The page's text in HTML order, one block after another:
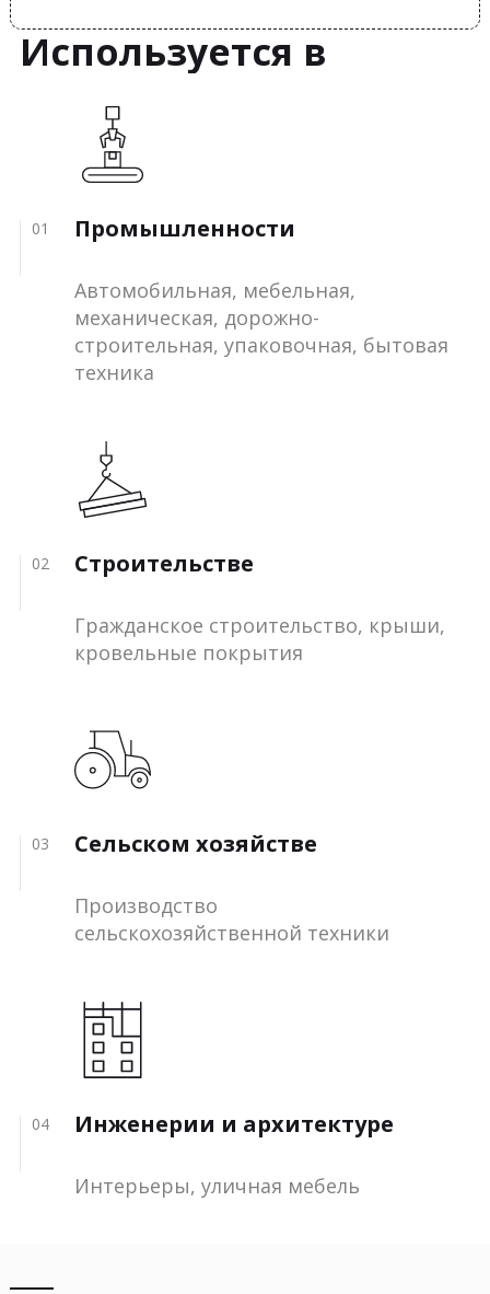
Используется в
01 Промышленности
Автомобильная, мебельная,
механическая, дорожно-
строительная, упаковочная, бытовая
техника
02 Строительстве
Гражданское строительство, крыши,
кровельные покрытия
03 Сельском хозяйстве
Производство
сельскохозяйственной техники
04 Инженерии и архитектуре
Интерьеры, уличная мебель